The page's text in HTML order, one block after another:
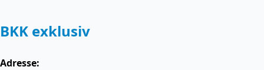
BKK exklusiv
Adresse: